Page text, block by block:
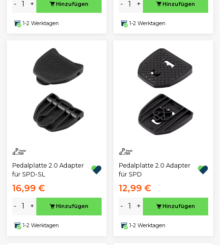
- + Hinzufügen
1-2 Werktagen
- + Hinzufügen
1-2 Werktagen
Pedalplatte 2.0 Adapter
für SPD-SL
16,99 €
- + Hinzufügen
1-2 Werktagen
Pedalplatte 2.0 Adapter
für SPD
12,99 €
- + Hinzufügen
1-2 Werktagen